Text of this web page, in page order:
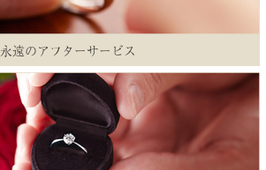
永遠のアフターサービス